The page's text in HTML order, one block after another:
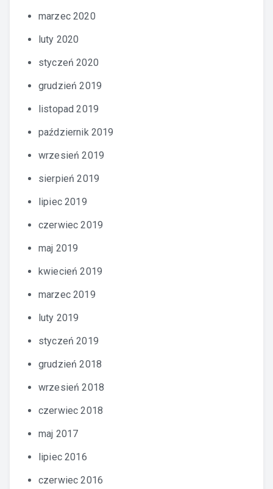
marzec 2020
luty 2020
styczeń 2020
grudzień 2019
listopad 2019
październik 2019
wrzesień 2019
sierpień 2019
lipiec 2019
czerwiec 2019
maj 2019
kwiecień 2019
marzec 2019
luty 2019
styczeń 2019
grudzień 2018
wrzesień 2018
czerwiec 2018
maj 2017
lipiec 2016
czerwiec 2016